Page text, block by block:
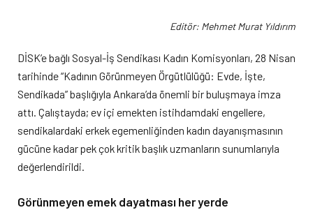
Editör: Mehmet Murat Yıldırım
DİSK’e bağlı Sosyal-İş Sendikası Kadın Komisyonları, 28 Nisan
tarihinde “Kadının Görünmeyen Örgütlülüğü: Evde, İşte,
Sendikada” başlığıyla Ankara’da önemli bir buluşmaya imza
attı. Çalıştayda; ev içi emekten istihdamdaki engellere,
sendikalardaki erkek egemenliğinden kadın dayanışmasının
gücüne kadar pek çok kritik başlık uzmanların sunumlarıyla
değerlendirildi.
Görünmeyen emek dayatması her yerde